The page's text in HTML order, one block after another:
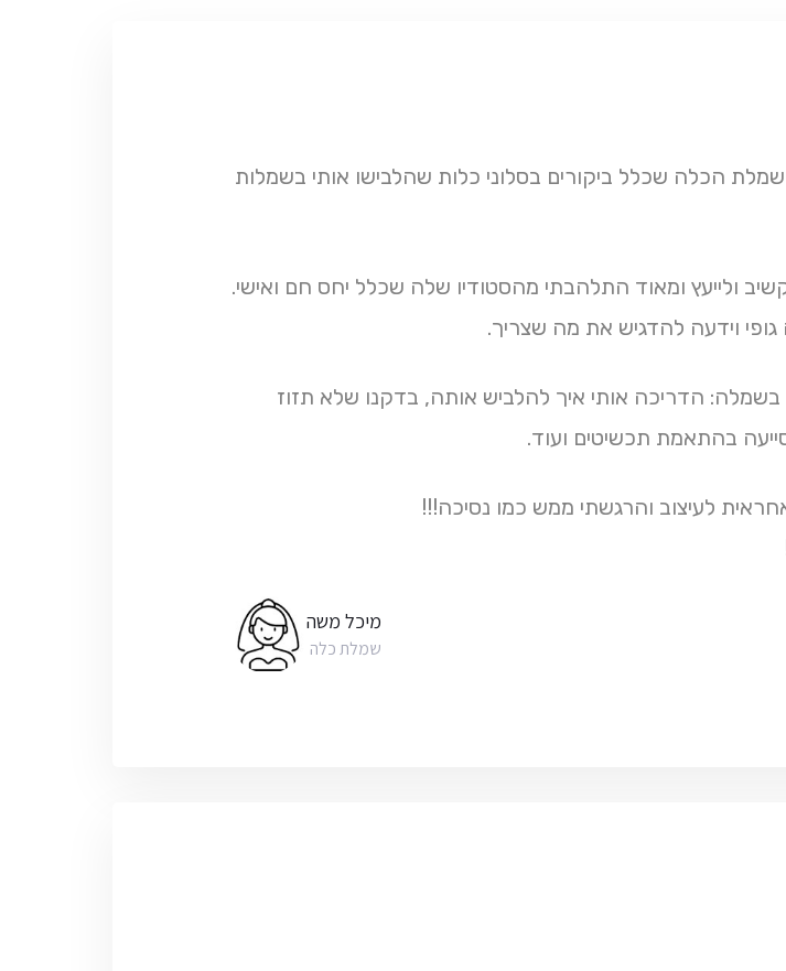
הכלה שכלל ביקורים בסלוני כלות שהלבישו אותי בשמלות
ולייעץ ומאוד התלהבתי מהסטודיו שלה שכלל יחס חם ואישי.
וידעה להדגיש את מה שצריך.
הדריכה אותי איך להלביש אותה, בדקנו שלא תזוז
בהתאמת תכשיטים ועוד.
לעיצוב והרגשתי ממש כמו נסיכה!!!
מיכל משה
שמלת כלה